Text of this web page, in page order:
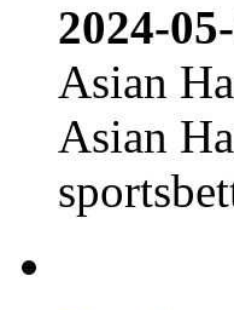
2024-
Asian
Asian